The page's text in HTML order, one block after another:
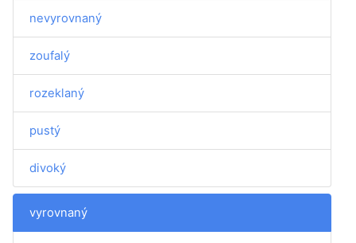
nevyrovnaný
zoufalý
rozeklaný
pustý
divoký
vyrovnaný